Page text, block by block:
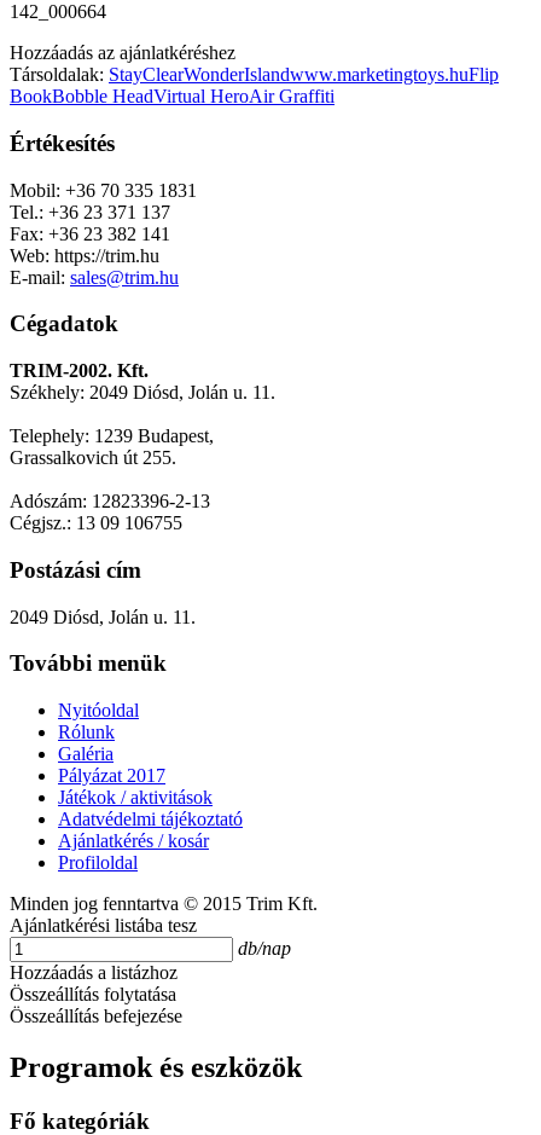
142_000664
Hozzáadás az ajánlatkéréshez
Társoldalak: StayClearWonderIslandwww.marketingtoys.huFlip
BookBobble HeadVirtual HeroAir Graffiti
Értékesítés
Mobil: +36 70 335 1831
Tel.: +36 23 371 137
Fax: +36 23 382 141
Web: https://trim.hu
E-mail: sales@trim.hu
Cégadatok
TRIM-2002. Kft.
Székhely: 2049 Diósd, Jolán u. 11.
Telephely: 1239 Budapest,
Grassalkovich út 255.
Adószám: 12823396-2-13
Cégjsz.: 13 09 106755
Postázási cím
2049 Diósd, Jolán u. 11.
További menük
Nyitóoldal
Rólunk
Galéria
Pályázat 2017
Játékok / aktivitások
Adatvédelmi tájékoztató
Ajánlatkérés / kosár
Profiloldal
Minden jog fenntartva © 2015 Trim Kft.
Ajánlatkérési listába tesz
db/nap
Hozzáadás a listázhoz
Összeállítás folytatása
Összeállítás befejezése
Programok és eszközök
Fő kategóriák